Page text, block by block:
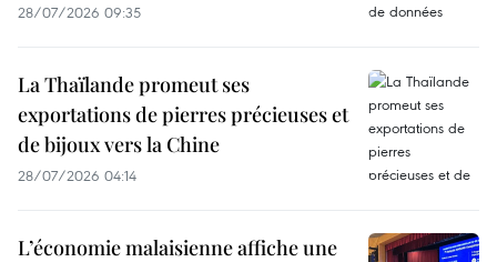
28/07/2026 09:35
La Thaïlande promeut ses
exportations de pierres précieuses et
de bijoux vers la Chine
28/07/2026 04:14
L’économie malaisienne affiche une